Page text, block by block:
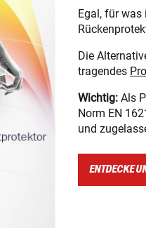
Egal, für
Die
tragendes
Wichtig: Als
Norm EN
und
ENTDECKE